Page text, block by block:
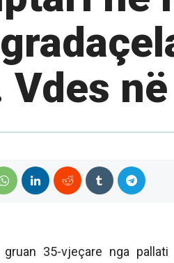
Vdes
35-vjeçare nga